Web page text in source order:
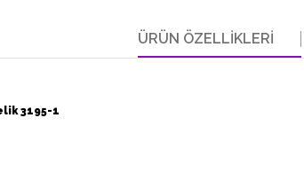
ÜRÜN ÖZELLIKLERI
3195-1